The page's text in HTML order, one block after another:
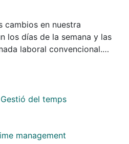
cambios en nuestra
los días de la semana y las
laboral convencional.
obtuvimos seis registros
su motivación (6499
motivación, creencias
también información
y motivacionales
Gestió del temps
management